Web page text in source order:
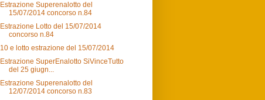
Estrazione Superenalotto del
15/07/2014 concorso n.84
Estrazione Lotto del 15/07/2014
concorso n.84
10 e lotto estrazione del 15/07/2014
Estrazione SuperEnalotto SiVinceTutto
del 25 giugn...
Estrazione Superenalotto del
12/07/2014 concorso n.83